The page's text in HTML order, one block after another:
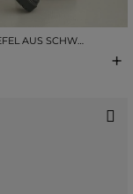
MILITÄRSTIEFEL AUS SCHWARZEM LEDER MIT SCHNÜRSENKELN
+